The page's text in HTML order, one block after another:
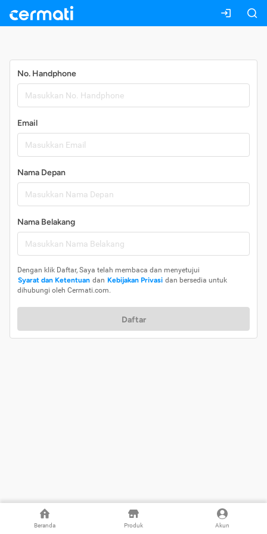
Beranda Produk Akun
No. Handphone
Email
Nama Depan
Nama Belakang
Dengan klik Daftar, Saya telah membaca dan menyetujui
Syarat dan Ketentuan dan Kebijakan Privasi dan bersedia untuk
dihubungi oleh Cermati.com.
Daftar